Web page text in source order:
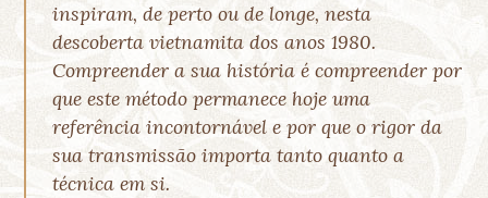
inspiram, de perto ou de longe, nesta
descoberta vietnamita dos anos 1980.
Compreender a sua história é compreender por
que este método permanece hoje uma
referência incontornável e por que o rigor da
sua transmissão importa tanto quanto a
técnica em si.